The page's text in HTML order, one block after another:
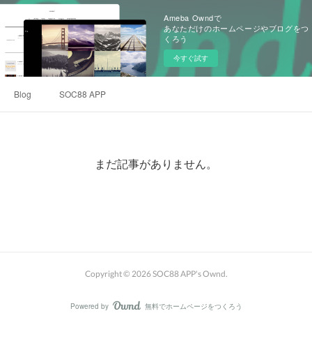
Ameba Owndで
あなただけのホームページやブログをつ
くろう
今すぐ試す
Blog SOC88 APP
まだ記事がありません。
Copyright © 2026SOC88 APP's Ownd.
Powered by AmebaOwnd
無料でホームページをつくろう